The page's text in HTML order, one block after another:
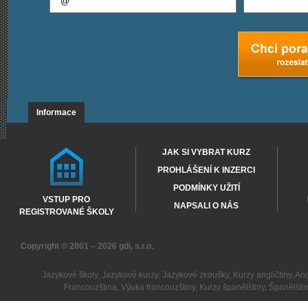
Informace
VSTUP PRO
REGISTROVANÉ ŠKOLY
JAK SI VYBRAT KURZ
PROHLÁŠENÍ K INZERCI
PODMÍNKY UŽITÍ
NAPSALI O NÁS
Copyright © 2001 – 2026 gdi, s.r.o.
Jazykové školy, Jazykové kurzy, Jazykové zkoušky, Kurzy angličtiny,
Francouzština,Výuka francouzštiny, Kurzy španělštiny,